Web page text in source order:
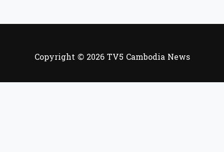
Copyright © 2026 TV5 Cambodia News